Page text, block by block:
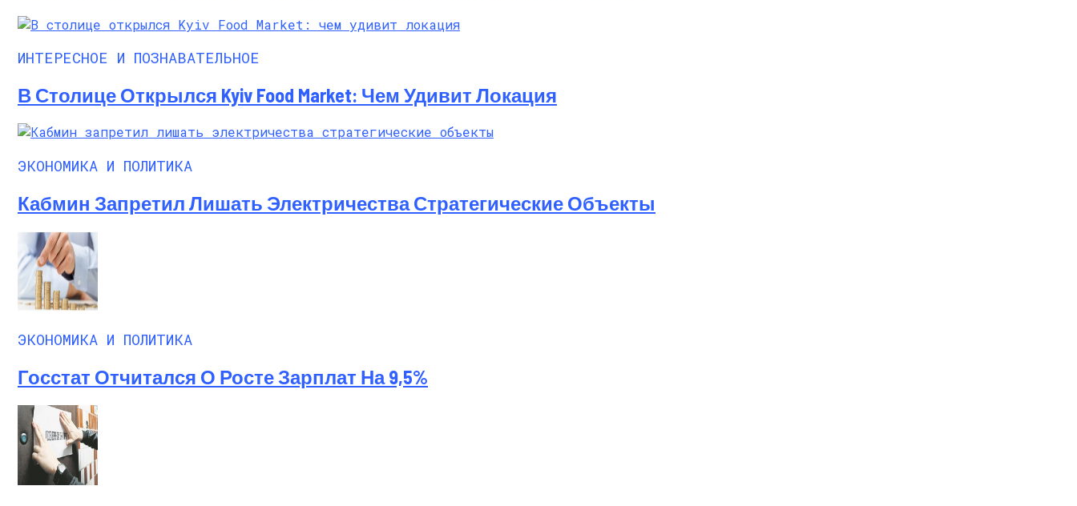
ИНТЕРЕСНОЕ И ПОЗНАВАТЕЛЬНОЕ
В Столице Открылся Kyiv Food Market: Чем Удивит Локация
ЭКОНОМИКА И ПОЛИТИКА
Кабмин Запретил Лишать Электричества Стратегические Объекты
ЭКОНОМИКА И ПОЛИТИКА
Госстат Отчитался О Росте Зарплат На 9,5%